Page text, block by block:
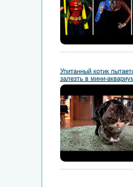
Упитанный котик
залезть в мини-